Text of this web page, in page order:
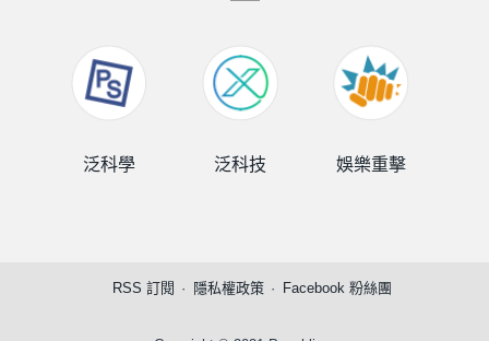
泛科學 泛科技 娛樂重擊
RSS 訂閱 隱私權政策 Facebook 粉絲團